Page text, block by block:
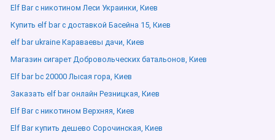
Elf Bar с никотином Леси Украинки, Киев
Купить elf bar с доставкой Басейна 15, Киев
elf bar ukraine Караваевы дачи, Киев
Магазин сигарет Добровольческих батальонов, Киев
Elf bar bc 20000 Лысая гора, Киев
Заказать elf bar онлайн Резницкая, Киев
Elf Bar с никотином Верхняя, Киев
Elf Bar купить дешево Сорочинская, Киев